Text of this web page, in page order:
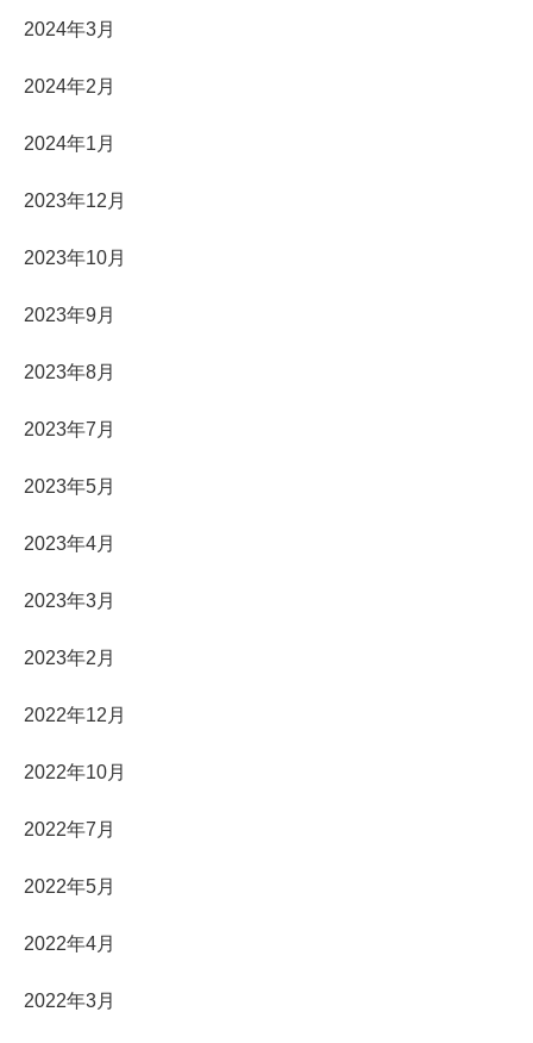
2024年3月
2024年2月
2024年1月
2023年12月
2023年10月
2023年9月
2023年8月
2023年7月
2023年5月
2023年4月
2023年3月
2023年2月
2022年12月
2022年10月
2022年7月
2022年5月
2022年4月
2022年3月